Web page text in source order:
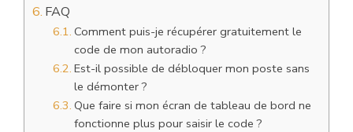
FAQ
Comment puis-je récupérer gratuitement le
code de mon autoradio ?
Est-il possible de débloquer mon poste sans
le démonter ?
Que faire si mon écran de tableau de bord ne
fonctionne plus pour saisir le code ?